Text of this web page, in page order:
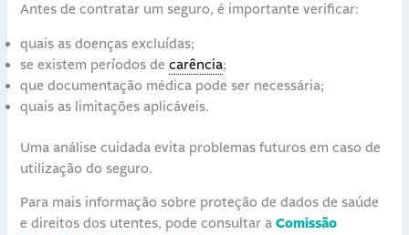
Antes de contratar um seguro, é importante verificar:
quais as doenças excluídas;
se existem períodos decarência;
que documentação médica pode ser necessária;
quais as limitações aplicáveis.
Uma análise cuidada evita problemas futuros em caso de
utilização do seguro.
Para mais informação sobre proteção de dados de saúde
e direitos dos utentes, pode consultar aComissão